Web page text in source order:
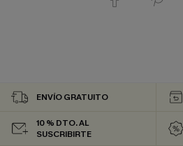
ENVÍO GRATUITO
10 % DTO. AL
SUSCRIBIRTE